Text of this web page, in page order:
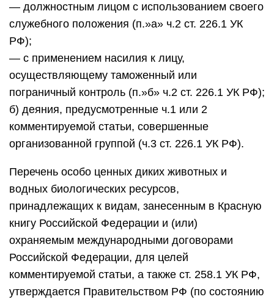
— должностным лицом с использованием своего
служебного положения (п.»а» ч.2 ст. 226.1 УК
РФ);
— с применением насилия к лицу,
осуществляющему таможенный или
пограничный контроль (п.»б» ч.2 ст. 226.1 УК РФ);
б) деяния, предусмотренные ч.1 или 2
комментируемой статьи, совершенные
организованной группой (ч.3 ст. 226.1 УК РФ).
Перечень особо ценных диких животных и
водных биологических ресурсов,
принадлежащих к видам, занесенным в Красную
книгу Российской Федерации и (или)
охраняемым международными договорами
Российской Федерации, для целей
комментируемой статьи, а также ст. 258.1 УК РФ,
утверждается Правительством РФ (по состоянию